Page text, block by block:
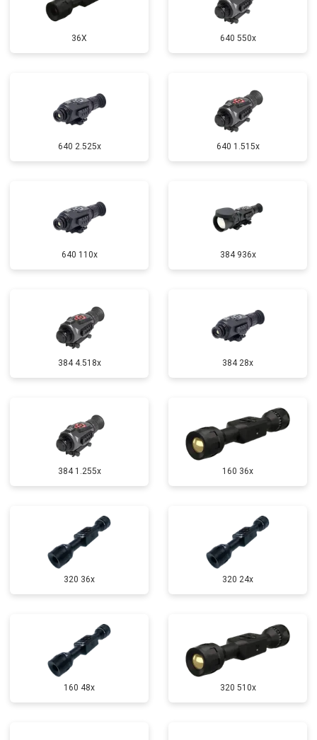
36X 640 550x
640 2.525x 640 1.515x
640 110x 384 936x
384 4.518x 384 28x
384 1.255х 160 36x
320 36x 320 24x
160 48x 320 510x